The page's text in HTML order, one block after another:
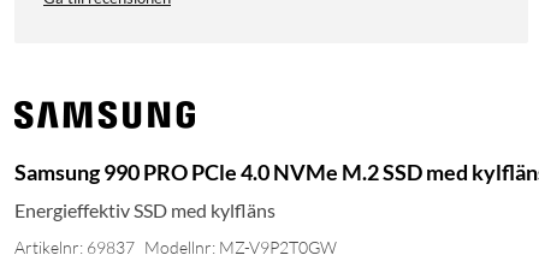
Samsung 990 PRO PCle 4.0 NVMe M.2 SSD med
Energieffektiv SSD med kylfläns
Artikelnr: 69837 Modellnr: MZ-V9P2T0GW